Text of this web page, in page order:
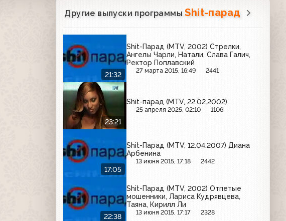
Другие выпуски программыShit-парад
21:32
Shit-Парад (MTV, 2002) Стрелки,
Ангелы Чарли, Натали, Слава Галич,
Ректор Поплавский
27 марта 2015, 16:49 2441
23:21
Shit-парад (MTV, 22.02.2002)
25 апреля 2025, 02:10 1106
17:05
Shit-Парад (MTV, 12.04.2007) Диана
Арбенина
13 июня 2015, 17:18 2442
22:38
Shit-Парад (MTV, 2002) Отпетые
мошенники, Лариса Кудрявцева,
Таяна, Кирилл Ли
13 июня 2015, 17:17 2328